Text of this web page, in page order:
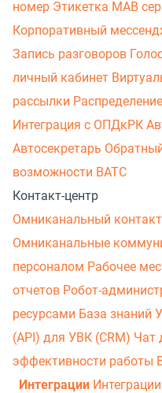
номер Этикетка МАВ
Корпоративный
Запись разговоров
личный кабинет
рассылки
Интеграция с ОПДкРК
Автосекретарь
возможности ВАТС
Контакт-центр
Омниканальный
Омниканальные
персоналом Рабочее
отчетов Робот-
ресурсами База знаний
(API) для УВК (CRM) Чат
эффективности работы
Интеграции